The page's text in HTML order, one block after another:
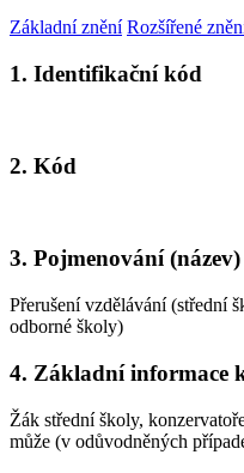
Základní znění Rozšířené
1. Identifikační kód
2. Kód
3. Pojmenování
Přerušení vzdělávání (střední
odborné školy)
4. Základní informace
Žák střední školy,
může (v odůvodněných